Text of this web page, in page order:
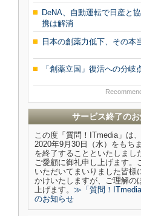
DeNA、自動運転で日産と
携は解消
日本の創薬力低下、その本
「創薬立国」復活への分岐
サービス終了の
この度「質問！ITmedia」は
2020年9月30日（水）をもち
を終了することといたしまし
ご愛顧に御礼申し上げます。
いただいてまいりました皆様
かけいたしますが、ご理解の
上げます。 ≫「質問！
のお知らせ